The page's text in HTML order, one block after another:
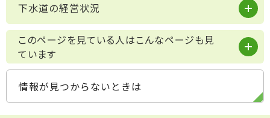
下水道の経営状況
このページを見ている人はこんなページも見
ています
情報が見つからないときは